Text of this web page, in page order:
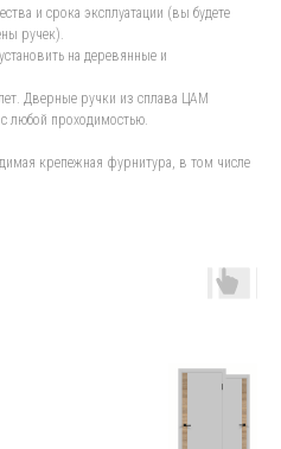
и срока эксплуатации (вы будете
ручек).
на деревянные и
Дверные ручки из сплава ЦАМ
любой проходимостью.
крепежная фурнитура, в том числе